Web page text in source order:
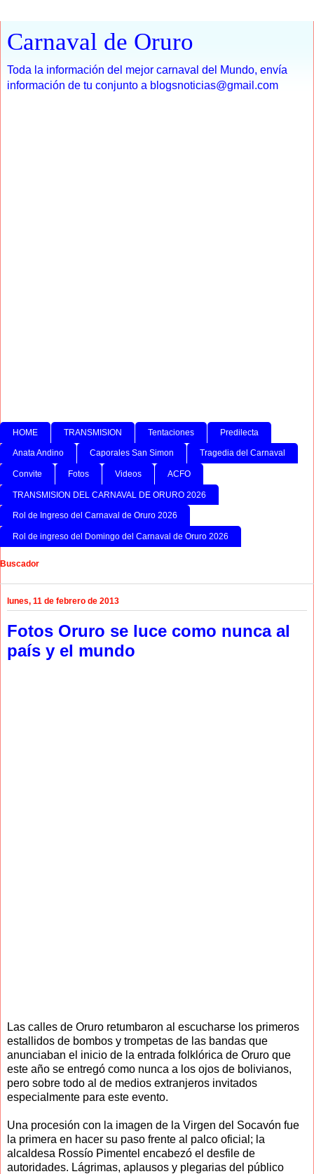
Carnaval de Oruro
Toda la información del mejor carnaval del Mundo, envía
información de tu conjunto a blogsnoticias@gmail.com
HOME TRANSMISION Tentaciones Predilecta
Anata Andino Caporales San Simon Tragedia del Carnaval
Convite Fotos Videos ACFO
TRANSMISION DEL CARNAVAL DE ORURO 2026
Rol de Ingreso del Carnaval de Oruro 2026
Rol de ingreso del Domingo del Carnaval de Oruro 2026
Buscador
lunes, 11 de febrero de 2013
Fotos Oruro se luce como nunca al
país y el mundo
Las calles de Oruro retumbaron al escucharse los primeros
estallidos de bombos y trompetas de las bandas que
anunciaban el inicio de la entrada folklórica de Oruro que
este año se entregó como nunca a los ojos de bolivianos,
pero sobre todo al de medios extranjeros invitados
especialmente para este evento.
Una procesión con la imagen de la Virgen del Socavón fue
la primera en hacer su paso frente al palco oficial; la
alcaldesa Rossío Pimentel encabezó el desfile de
autoridades. Lágrimas, aplausos y plegarias del público